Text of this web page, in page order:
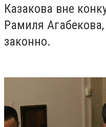
Казакова вне
Рамиля
законно.